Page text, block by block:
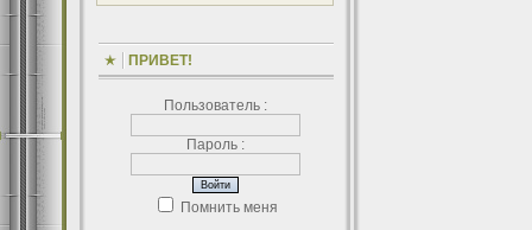
ПРИВЕТ!
Пользователь :
Пароль :
Помнить меня